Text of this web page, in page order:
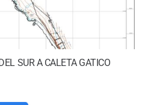
SUR A CALETA GATICO